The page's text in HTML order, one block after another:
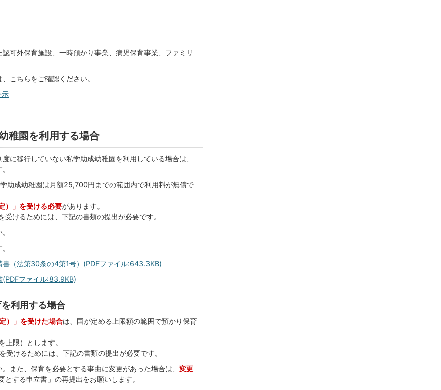
可外保育施設、一時預かり事業、病児保育事業、ファミリ
こちらをご確認ください。
示
稚園を利用する場合
に移行していない私学助成幼稚園を利用している場合は、
助成幼稚園は月額25,700円までの範囲内で利用料が無償で
）」を受ける必要があります。
受けるためには、下記の書類の提出が必要です。
（法第30条の4第1号）(PDFファイル:643.3KB)
(PDFファイル:83.9KB)
利用する場合
）」を受けた場合は、国が定める上限額の範囲で預かり保育
限）とします。
受けるためには、下記の書類の提出が必要です。
また、保育を必要とする事由に変更があった場合は、 変更
とする申立書」の再提出をお願いします。